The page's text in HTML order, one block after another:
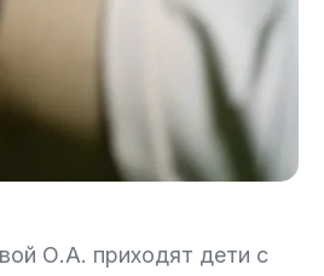
О.А. приходят дети с